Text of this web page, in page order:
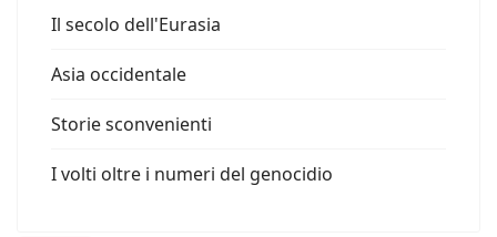
Il secolo dell'Eurasia
Asia occidentale
Storie sconvenienti
I volti oltre i numeri del genocidio